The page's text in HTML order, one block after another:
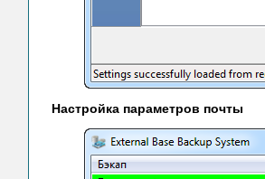
Настройка параметров почты